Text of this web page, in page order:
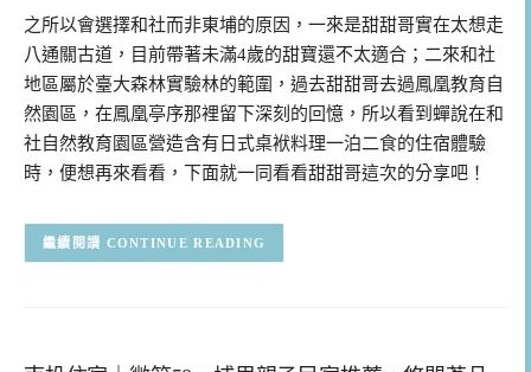
之所以會選擇和社而非東埔的原因，一來是甜甜哥實在太想走
八通關古道，目前帶著未滿4歲的甜寶還不太適合；二來和社
地區屬於臺大森林實驗林的範圍，過去甜甜哥去過鳳凰教育自
然園區，在鳳凰亭序那裡留下深刻的回憶，所以看到蟬說在和
社自然教育園區營造含有日式桌袱料理一泊二食的住宿體驗
時，便想再來看看，下面就一同看看甜甜哥這次的分享吧！
CONTINUE READING